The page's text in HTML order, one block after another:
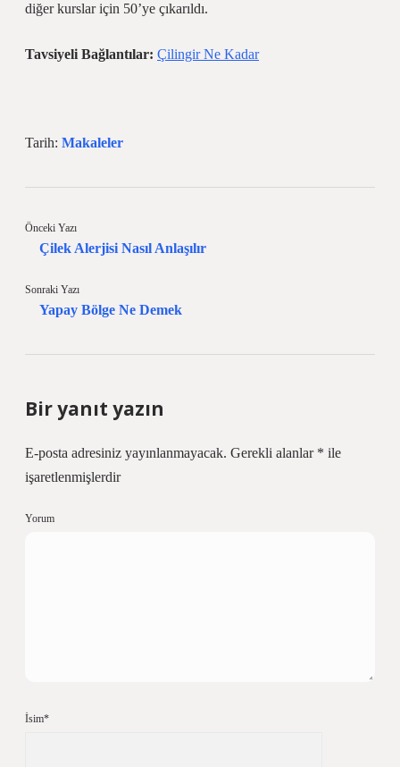
diğer kurslar için 50’ye çıkarıldı.
Tavsiyeli Bağlantılar: Çilingir Ne Kadar
Tarih: Makaleler
Önceki Yazı
Çilek Alerjisi Nasıl Anlaşılır
Sonraki Yazı
Yapay Bölge Ne Demek
Bir yanıt yazın
E-posta adresiniz yayınlanmayacak. Gerekli alanlar * ile
işaretlenmişlerdir
Yorum
İsim*